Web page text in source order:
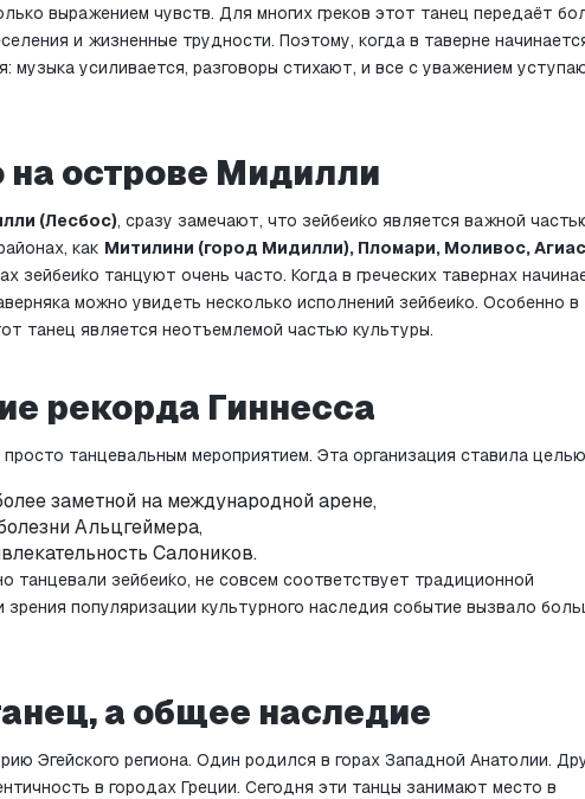
выражением чувств. Для многих греков этот танец передаёт
и жизненные трудности. Поэтому, когда в таверне
музыка усиливается, разговоры стихают, и все с уважением
на острове Мидилли
(Лесбос), сразу замечают, что зейбеи́ко является важной
как Митилини (город Мидилли), Пломари, Моливос,
зейбеи́ко танцуют очень часто. Когда в греческих тавернах
можно увидеть несколько исполнений зейбеи́ко. Особенно в
танец является неотъемлемой частью культуры.
рекорда Гиннесса
танцевальным мероприятием. Эта организация ставила
заметной на международной арене,
Альцгеймера,
Салоников.
зейбеи́ко, не совсем соответствует традиционной
популяризации культурного наследия событие вызвало
а общее наследие
Эгейского региона. Один родился в горах Западной Анатолии.
в городах Греции. Сегодня эти танцы занимают место в